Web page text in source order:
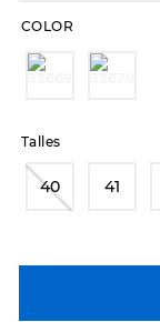
COLOR
Talles
40 41